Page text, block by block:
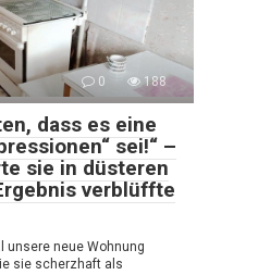
0 188
dass es eine
sei!“ –
sie in düsteren
verblüffte
unsere neue Wohnung
sie scherzhaft als